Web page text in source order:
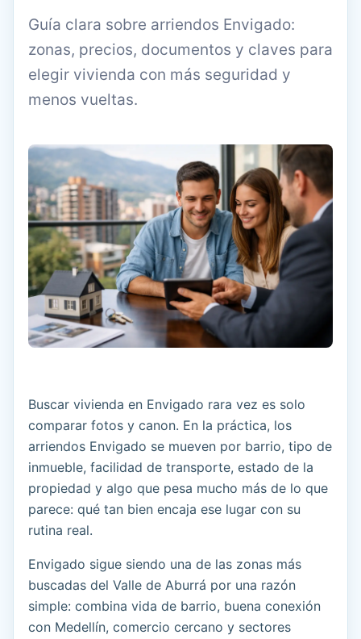
Guía clara sobre arriendos Envigado:
zonas, precios, documentos y claves para
elegir vivienda con más seguridad y
menos vueltas.
Buscar vivienda en Envigado rara vez es solo
comparar fotos y canon. En la práctica, los
arriendos Envigado se mueven por barrio, tipo de
inmueble, facilidad de transporte, estado de la
propiedad y algo que pesa mucho más de lo que
parece: qué tan bien encaja ese lugar con su
rutina real.
Envigado sigue siendo una de las zonas más
buscadas del Valle de Aburrá por una razón
simple: combina vida de barrio, buena conexión
con Medellín, comercio cercano y sectores